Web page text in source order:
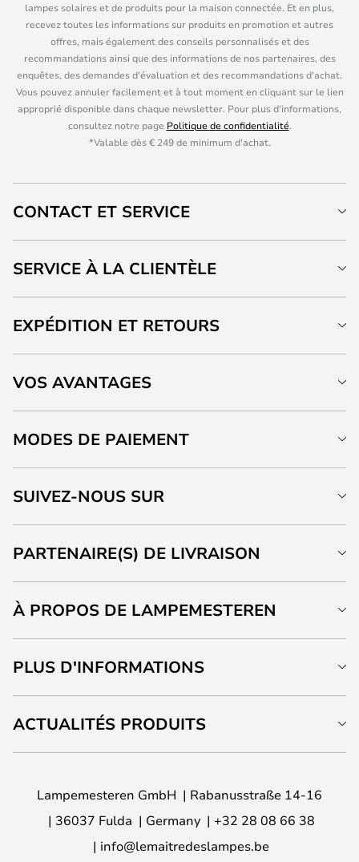
lampes solaires et de produits pour la maison connectée. Et en plus,
recevez toutes les informations sur produits en promotion et autres
offres, mais également des conseils personnalisés et des
recommandations ainsi que des informations de nos partenaires, des
enquêtes, des demandes d'évaluation et des recommandations d'achat.
Vous pouvez annuler facilement et à tout moment en cliquant sur le lien
approprié disponible dans chaque newsletter. Pour plus d'informations,
consultez notre page Politique de confidentialité.
*Valable dès € 249 de minimum d'achat.
CONTACT ET SERVICE
SERVICE À LA CLIENTÈLE
EXPÉDITION ET RETOURS
VOS AVANTAGES
MODES DE PAIEMENT
SUIVEZ-NOUS SUR
PARTENAIRE(S) DE LIVRAISON
À PROPOS DE LAMPEMESTEREN
PLUS D'INFORMATIONS
ACTUALITÉS PRODUITS
Lampemesteren GmbH
Rabanusstraße 14-16
36037 Fulda
Germany
+32 28 08 66 38
info@lemaitredeslampes.be